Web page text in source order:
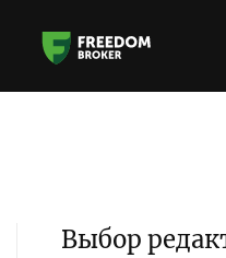
Выбор